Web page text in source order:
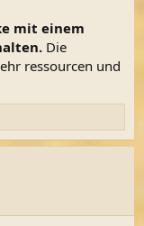
mit einem
Die
ressourcen und